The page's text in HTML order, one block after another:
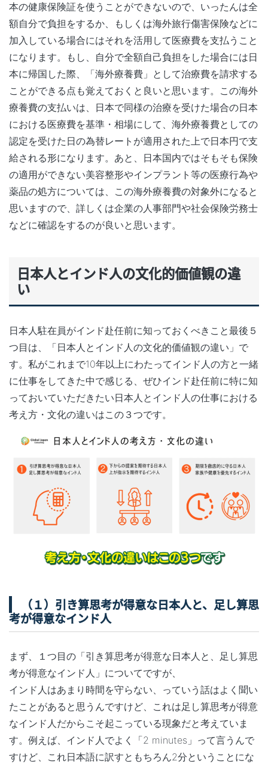
本の健康保険証を使うことができないので、いったんは全
額自分で負担をするか、もしくは海外旅行傷害保険などに
加入している場合にはそれを活用して医療費を支払うこと
になります。もし、自分で全額自己負担をした場合には日
本に帰国した際、「海外療養費」として治療費を請求する
ことができる点も覚えておくと良いと思います。この海外
療養費の支払いは、日本で同様の治療を受けた場合の日本
における医療費を基準・相場にして、海外療養費としての
認定を受けた日の為替レートが適用された上で日本円で支
給される形になります。あと、日本国内ではそもそも保険
の適用ができない美容整形やインプラント等の医療行為や
薬品の処方については、この海外療養費の対象外になると
思いますので、詳しくは企業の人事部門や社会保険労務士
などに確認をするのが良いと思います。
日本人とインド人の文化的価値観の違
い
日本人駐在員がインド赴任前に知っておくべきこと最後５
つ目は、「日本人とインド人の文化的価値観の違い」で
す。私がこれまで10年以上にわたってインド人の方と一緒
に仕事をしてきた中で感じる、ぜひインド赴任前に特に知
っておいていただきたい日本人とインド人の仕事における
考え方・文化の違いはこの３つです。
（１）引き算思考が得意な日本人と、足し算思
考が得意なインド人
まず、１つ目の「引き算思考が得意な日本人と、足し算思
考が得意なインド人」についてですが、
インド人はあまり時間を守らない、っていう話はよく聞い
たことがあると思うんですけど、これは足し算思考が得意
なインド人だからこそ起こっている現象だと考えていま
す。例えば、インド人でよく「2 minutes」って言うんで
すけど、これ日本語に訳すともちろん2分ということにな